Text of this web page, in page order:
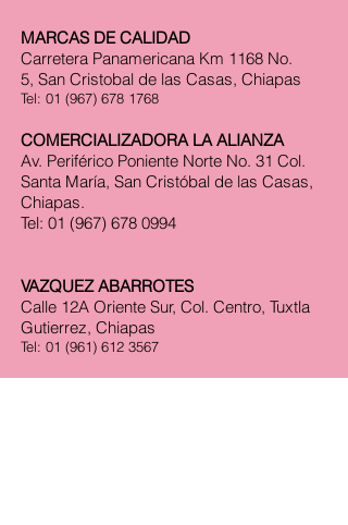
MARCAS DE CALIDAD
Carretera Panamericana Km 1168 No.
5, San Cristobal de las Casas, Chiapas
Tel: 01 (967) 678 1768
COMERCIALIZADORA LA ALIANZA
Av. Periférico Poniente Norte No. 31 Col.
Santa María, San Cristóbal de las Casas,
Chiapas.
Tel: 01 (967) 678 0994
VAZQUEZ ABARROTES
Calle 12A Oriente Sur, Col. Centro, Tuxtla
Gutierrez, Chiapas
Tel: 01 (961) 612 3567